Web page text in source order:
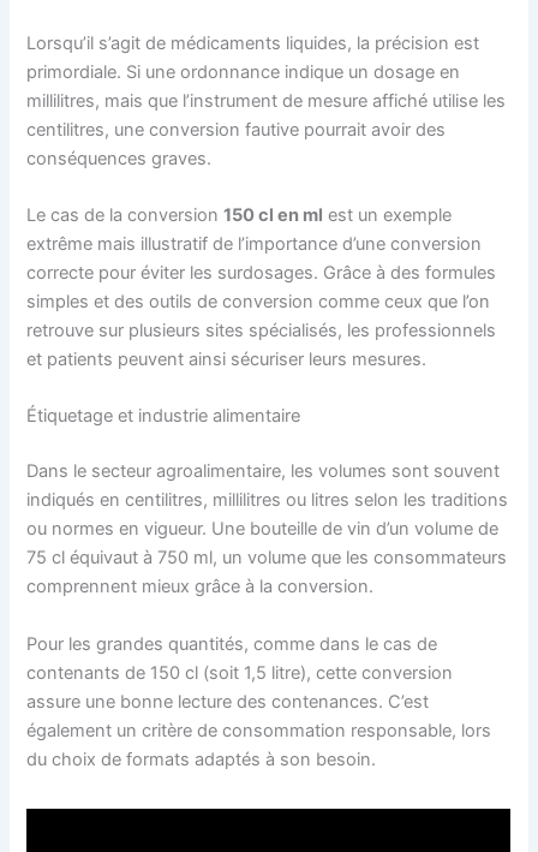
Lorsqu’il s’agit de médicaments liquides, la précision est
primordiale. Si une ordonnance indique un dosage en
millilitres, mais que l’instrument de mesure affiché utilise les
centilitres, une conversion fautive pourrait avoir des
conséquences graves.
Le cas de la conversion150 cl en ml est un exemple
extrême mais illustratif de l’importance d’une conversion
correcte pour éviter les surdosages. Grâce à des formules
simples et des outils de conversion comme ceux que l’on
retrouve sur plusieurs sites spécialisés, les professionnels
et patients peuvent ainsi sécuriser leurs mesures.
Étiquetage et industrie alimentaire
Dans le secteur agroalimentaire, les volumes sont souvent
indiqués en centilitres, millilitres ou litres selon les traditions
ou normes en vigueur. Une bouteille de vin d’un volume de
75 cl équivaut à 750 ml, un volume que les consommateurs
comprennent mieux grâce à la conversion.
Pour les grandes quantités, comme dans le cas de
contenants de 150 cl (soit 1,5 litre), cette conversion
assure une bonne lecture des contenances. C’est
également un critère de consommation responsable, lors
du choix de formats adaptés à son besoin.